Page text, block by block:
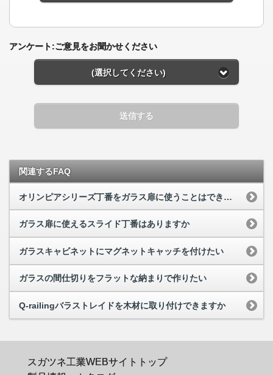
アンケート:ご意見をお聞かせください
(選択してください)
送信する
関連するFAQ
オリンピアシリーズ丁番をガラス扉に使うことはできますか
ガラス扉に使えるスライド丁番はありますか
ガラスキャビネットにマグネットキャッチを付けたい
ガラスの間仕切りをフラットな納まりで作りたい
Q-railingバラストレイドを木材に取り付けできますか
スガツネ工業WEBサイトトップ